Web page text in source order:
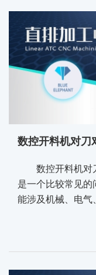
数控开料机对刀
数控开料机对
是一个比较常见
能涉及机械、电